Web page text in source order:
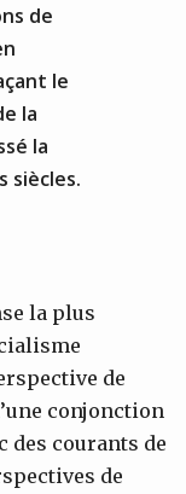
de
le
la
la
siècles.
la plus
de
conjonction
des courants de
de